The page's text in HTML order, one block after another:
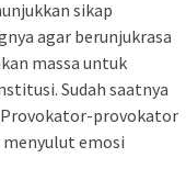
sikap
agar berunjukrasa
massa untuk
Sudah saatnya
provokator
emosi